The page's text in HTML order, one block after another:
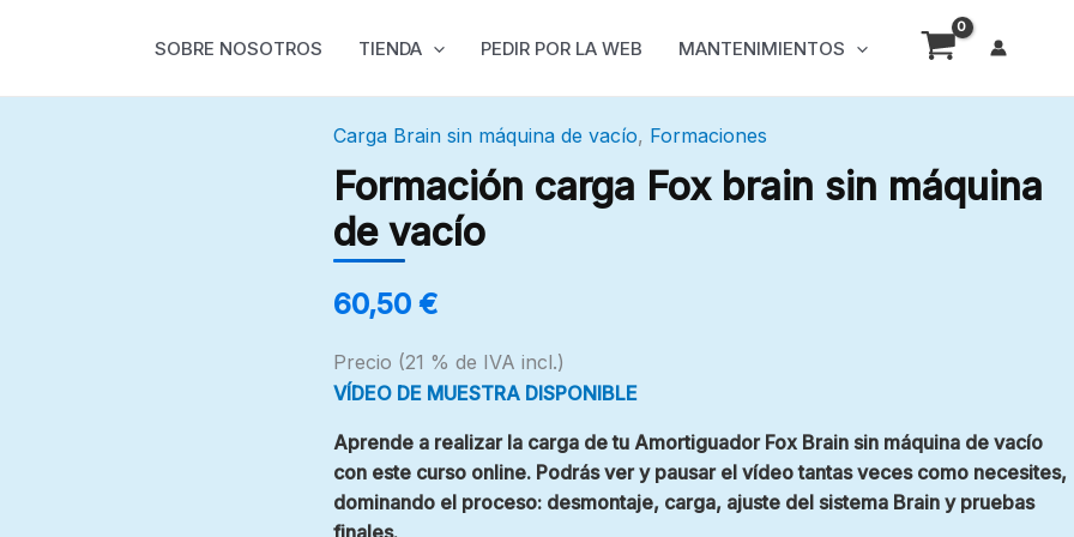
SOBRE NOSOTROS TIENDA PEDIR POR LA WEB MANTENIMIENTOS
Carga Brain sin máquina de vacío, Formaciones
Formación carga Fox brain sin máquina
de vacío
60,50 €
Precio (21 % de IVA incl.)
VÍDEO DE MUESTRA DISPONIBLE
Aprende a realizar la carga de tu Amortiguador Fox Brainsin máquina de vacío
con este curso online. Podrás ver y pausar el vídeo tantas veces como necesites,
dominando el proceso: desmontaje, carga, ajuste del sistema Brain y pruebas
finales.
Formación
carga
Fox
brain
máquina
vacío